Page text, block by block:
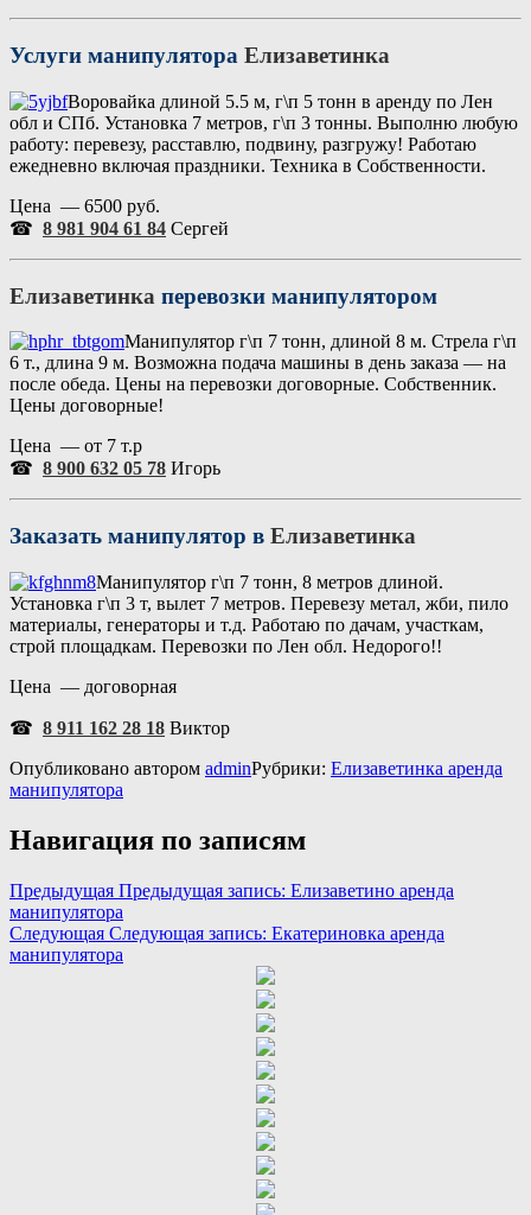
Услуги манипулятора Елизаветинка
Воровайка длиной 5.5 м, г\п 5 тонн в аренду по Лен
обл и СПб. Установка 7 метров, г\п 3 тонны. Выполню любую
работу: перевезу, расставлю, подвину, разгружу! Работаю
ежедневно включая праздники. Техника в Собственности.
Цена — 6500 руб.
☎ 8 981 904 61 84 Сергей
Елизаветинка перевозки манипулятором
Манипулятор г\п 7 тонн, длиной 8 м. Стрела г\п
6 т., длина 9 м. Возможна подача машины в день заказа — на
после обеда. Цены на перевозки договорные. Собственник.
Цены договорные!
Цена — от 7 т.р
☎ 8 900 632 05 78 Игорь
Заказать манипулятор в Елизаветинка
Манипулятор г\п 7 тонн, 8 метров длиной.
Установка г\п 3 т, вылет 7 метров. Перевезу метал, жби, пило
материалы, генераторы и т.д. Работаю по дачам, участкам,
строй площадкам. Перевозки по Лен обл. Недорого!!
Цена — договорная
☎ 8 911 162 28 18 Виктор
Опубликовано автором adminРубрики: Елизаветинка аренда
манипулятора
Навигация по записям
Предыдущая Предыдущая запись: Елизаветино аренда
манипулятора
Следующая Следующая запись: Екатериновка аренда
манипулятора